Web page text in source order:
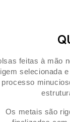
feitas à mão
selecionada
processo
Os metais são